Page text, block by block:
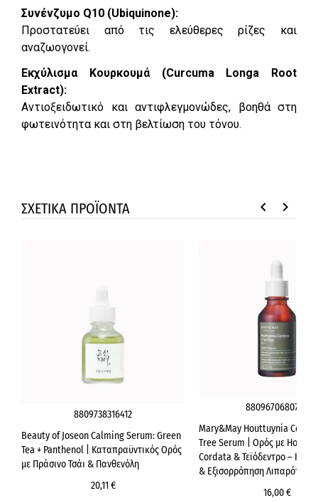
Συνένζυμο Q10 (Ubiquinone):
Προστατεύει από τις ελεύθερες ρίζες και
αναζωογονεί.
Εκχύλισμα Κουρκουμά (Curcuma Longa Root
Extract):
Αντιοξειδωτικό και αντιφλεγμονώδες, βοηθά στη
φωτεινότητα και στη βελτίωση του τόνου.
ΣΧΕΤΙΚΑ ΠΡΟΪΟΝΤΑ keyboard_arrow_left keyboard_arrow_right
8809738316412
Beauty of Joseon Calming Serum: Green
Tea + Panthenol | Καταπραϋντικός Ορός
με Πράσινο Τσάι & Πανθενόλη
20,11 €
8809670680794
Mary&May Houttuynia
Tree Serum | Ορός με
Cordata & Τεϊόδεντρο –
& Εξισορρόπηση Λιπαρότητας
16,00 €